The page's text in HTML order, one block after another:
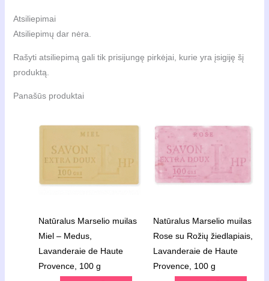
Greenman,
100
Atsiliepimai
Atsiliepimų dar nėra.
Rašyti atsiliepimą gali tik prisijungę pirkėjai, kurie yra įsigiję šį
produktą.
Panašūs produktai
Natūralus Marselio muilas
Miel – Medus,
Lavanderaie de Haute
Provence, 100 g
Natūralus Marselio muilas
Rose su Rožių žiedlapiais,
Lavanderaie de Haute
Provence, 100 g